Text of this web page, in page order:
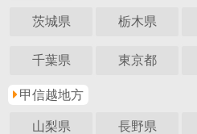
茨城県 栃木県
千葉県 東京都
甲信越地方
山梨県 長野県